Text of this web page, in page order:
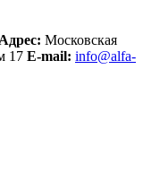
Московская
17 E-mail: info@alfa-